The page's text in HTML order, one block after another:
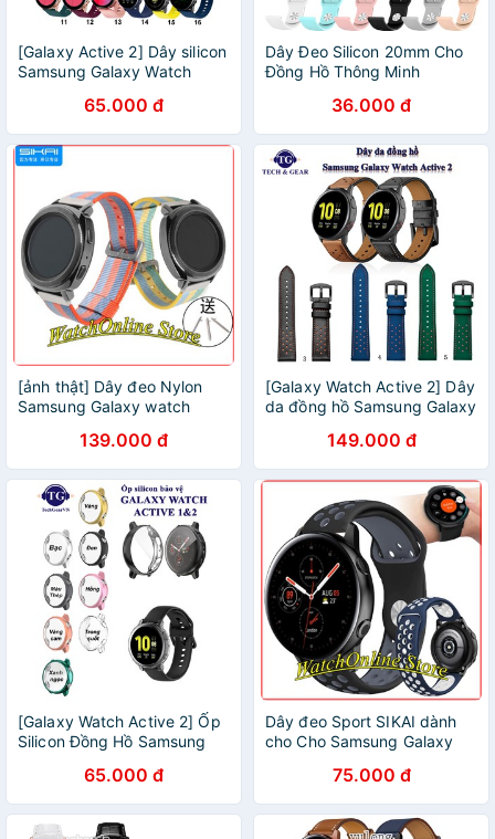
[Galaxy Active 2] Dây silicon
Samsung Galaxy Watch
65.000 đ
Dây Đeo Silicon 20mm Cho
Đồng Hồ Thông Minh
Galaxy Watch Active / Active
2 / Samsung Galaxy Watch
42mm
36.000 đ
[ảnh thật] Dây đeo Nylon
Samsung Galaxy watch
139.000 đ
[Galaxy Watch Active 2] Dây
da đồng hồ Samsung Galaxy
149.000 đ
[Galaxy Watch Active 2] Ốp
Silicon Đồng Hồ Samsung
65.000 đ
Dây đeo Sport SIKAI dành
cho Cho Samsung Galaxy
/ Galaxy Watch Active ...
75.000 đ